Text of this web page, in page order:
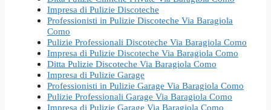
Impresa di Pulizie Discoteche
Professionisti in Pulizie Discoteche Via Baragiola
Como
Pulizie Professionali Discoteche Via Baragiola Como
Impresa di Pulizie Discoteche Via Baragiola Como
Ditta Pulizie Discoteche Via Baragiola Como
Impresa di Pulizie Garage
Professionisti in Pulizie Garage Via Baragiola Como
Pulizie Professionali Garage Via Baragiola Como
Impresa di Pulizie Garage Via Baragiola Como